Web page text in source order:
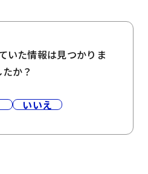
いた情報は見つかりま
たか？
いいえ